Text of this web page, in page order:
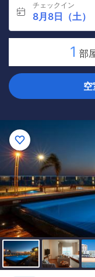
チェックイン
8月8日（土）
1 部